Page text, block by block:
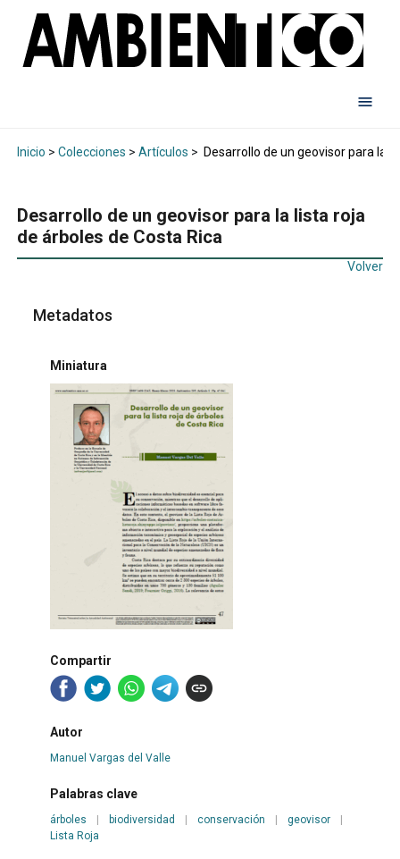
Inicio > Colecciones > Artículos > Desarrollo de un geovisor para la
Desarrollo de un geovisor para la lista roja
de árboles de Costa Rica
Volver
Metadatos
Miniatura
Compartir
Autor
Manuel Vargas del Valle
Palabras clave
árboles | biodiversidad | conservación | geovisor
|
Lista Roja